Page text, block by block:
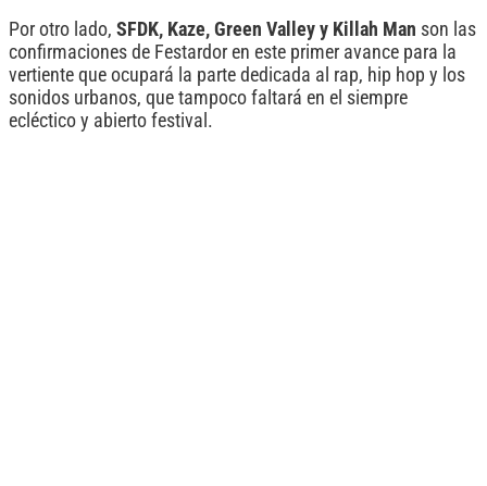
Por otro lado, SFDK, Kaze, Green Valley y Killah Man son las
confirmaciones de Festardor en este primer avance para la
vertiente que ocupará la parte dedicada al rap, hip hop y los
sonidos urbanos, que tampoco faltará en el siempre
ecléctico y abierto festival.